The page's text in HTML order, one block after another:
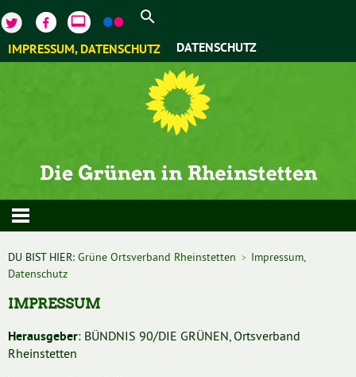
video_label
IMPRESSUM, DATENSCHUTZ DATENSCHUTZ
DU BIST HIER: Grüne Ortsverband Rheinstetten > Impressum,
Datenschutz
IMPRESSUM
Herausgeber: BÜNDNIS 90/DIE GRÜNEN, Ortsverband
Rheinstetten